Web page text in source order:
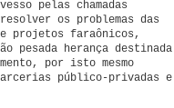
pelas chamadas
os problemas das
projetos faraônicos,
pesada herança destinada
por isto mesmo
público-privadas e